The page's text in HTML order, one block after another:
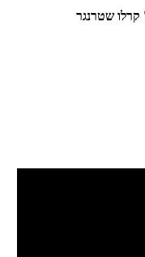
קרלו שטרנגר